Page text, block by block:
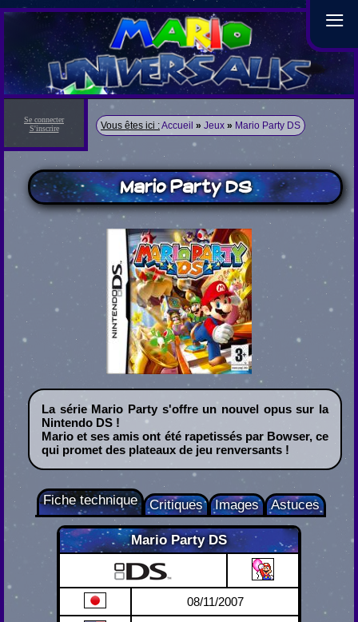
≡
Se connecter
S'inscrire
Vous êtes ici :Accueil » Jeux » Mario Party DS
Mario Party DS
La série Mario Party s'offre un nouvel opus sur la
Nintendo DS !
Mario et ses amis ont été rapetissés par Bowser, ce
qui promet des plateaux de jeu renversants !
Mario Party DS
Nintendo DS
08/11/2007
Fiche technique Critiques Images Astuces